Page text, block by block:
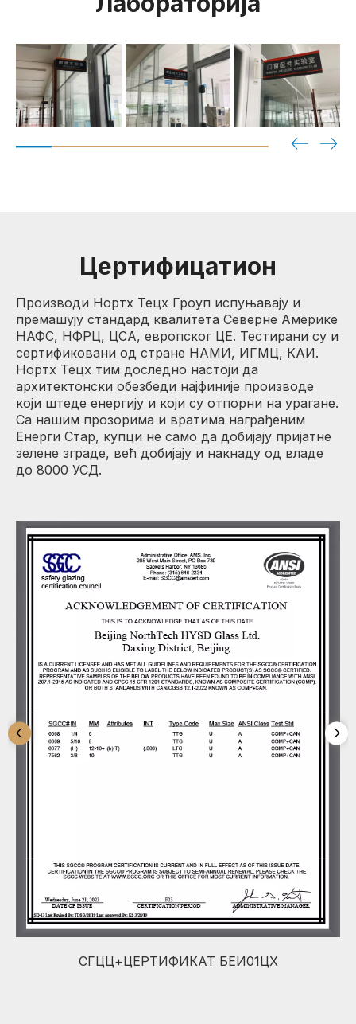
Цертифицатион
Производи Нортх Тецх Гроуп испуњавају и
премашују стандард квалитета Северне Америке
НАФС, НФРЦ, ЦСА, европског ЦЕ. Тестирани су и
сертификовани од стране НАМИ, ИГМЦ, КАИ.
Нортх Тецх тим доследно настоји да
архитектонски обезбеди најфиније производе
који штеде енергију и који су отпорни на урагане.
Са нашим прозорима и вратима награђеним
Енерги Стар, купци не само да добијају пријатне
зелене зграде, већ добијају и накнаду од владе
до 8000 УСД.
СГЦЦ+ЦЕРТИФИКАТ БЕИ01ЦХ